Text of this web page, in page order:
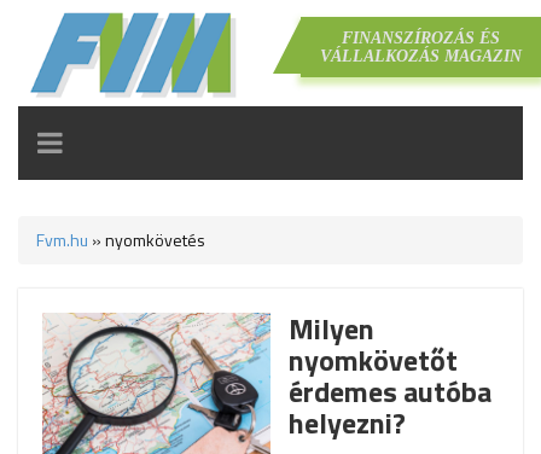
FINANSZÍROZÁS ÉS
VÁLLALKOZÁS MAGAZIN
TOGGLE
NAVIGATION
Fvm.hu »nyomkövetés
Milyen
nyomkövetőt
érdemes autóba
helyezni?